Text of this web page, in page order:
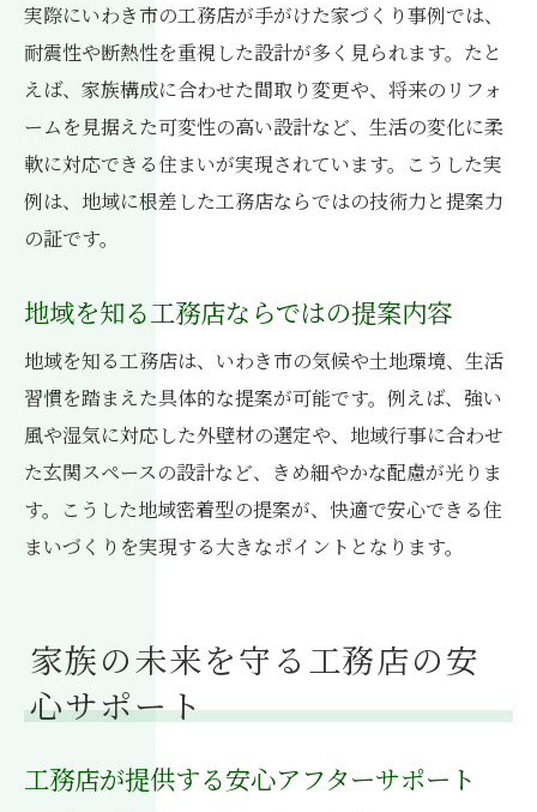
実際にいわき市の工務店が手がけた家づくり事例では、
耐震性や断熱性を重視した設計が多く見られます。たと
えば、家族構成に合わせた間取り変更や、将来のリフォ
ームを見据えた可変性の高い設計など、生活の変化に柔
軟に対応できる住まいが実現されています。こうした実
例は、地域に根差した工務店ならではの技術力と提案力
の証です。
地域を知る工務店ならではの提案内容
地域を知る工務店は、いわき市の気候や土地環境、生活
習慣を踏まえた具体的な提案が可能です。例えば、強い
風や湿気に対応した外壁材の選定や、地域行事に合わせ
た玄関スペースの設計など、きめ細やかな配慮が光りま
す。こうした地域密着型の提案が、快適で安心できる住
まいづくりを実現する大きなポイントとなります。
家族の未来を守る工務店の安
心サポート
工務店が提供する安心アフターサポート